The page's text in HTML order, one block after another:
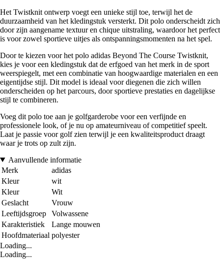
Het Twistknit ontwerp voegt een unieke stijl toe, terwijl het de
duurzaamheid van het kledingstuk versterkt. Dit polo onderscheidt zich
door zijn aangename textuur en chique uitstraling, waardoor het perfect
is voor zowel sportieve uitjes als ontspanningsmomenten na het spel.
Door te kiezen voor het polo adidas Beyond The Course Twistknit,
kies je voor een kledingstuk dat de erfgoed van het merk in de sport
weerspiegelt, met een combinatie van hoogwaardige materialen en een
eigentijdse stijl. Dit model is ideaal voor diegenen die zich willen
onderscheiden op het parcours, door sportieve prestaties en dagelijkse
stijl te combineren.
Voeg dit polo toe aan je golfgarderobe voor een verfijnde en
professionele look, of je nu op amateurniveau of competitief speelt.
Laat je passie voor golf zien terwijl je een kwaliteitsproduct draagt
waar je trots op zult zijn.
Aanvullende informatie
Merk
adidas
Kleur
wit
Kleur
Wit
Geslacht
Vrouw
Leeftijdsgroep
Volwassene
Karakteristiek
Lange mouwen
Hoofdmateriaal polyester
Loading...
Loading...